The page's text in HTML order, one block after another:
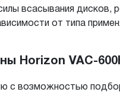
всасывания дисков,
от типа
Horizon VAC-
с возможностью